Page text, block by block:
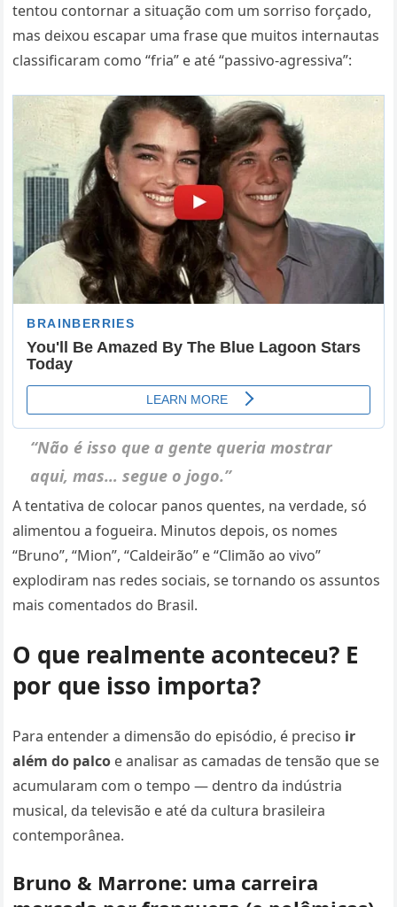
tentou contornar a situação com um sorriso forçado,
mas deixou escapar uma frase que muitos internautas
classificaram como “fria” e até “passivo-agressiva”:
“Não é isso que a gente queria mostrar
aqui, mas… segue o jogo.”
A tentativa de colocar panos quentes, na verdade, só
alimentou a fogueira. Minutos depois, os nomes
“Bruno”, “Mion”, “Caldeirão” e “Climão ao vivo”
explodiram nas redes sociais, se tornando os assuntos
mais comentados do Brasil.
O que realmente aconteceu? E
por que isso importa?
Para entender a dimensão do episódio, é preciso ir
além do palco e analisar as camadas de tensão que se
acumularam com o tempo — dentro da indústria
musical, da televisão e até da cultura brasileira
contemporânea.
Bruno & Marrone: uma carreira